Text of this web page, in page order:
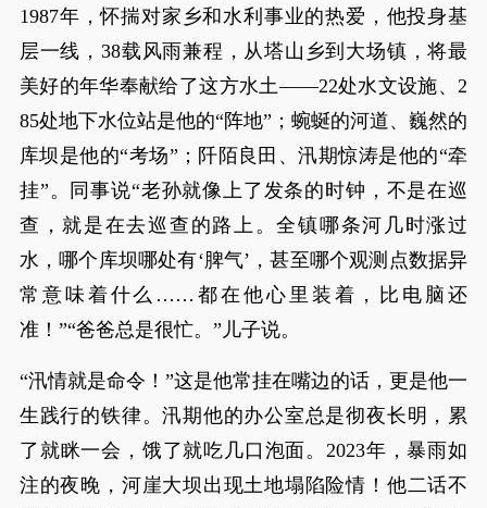
1987年，怀揣对家乡和水利事业的热爱，他投身基
层一线，38载风雨兼程，从塔山乡到大场镇，将最
美好的年华奉献给了这方水土——22处水文设施、2
85处地下水位站是他的“阵地”；蜿蜒的河道、巍然的
库坝是他的“考场”；阡陌良田、汛期惊涛是他的“牵
挂”。同事说“老孙就像上了发条的时钟，不是在巡
查，就是在去巡查的路上。全镇哪条河几时涨过
水，哪个库坝哪处有‘脾气’，甚至哪个观测点数据异
常意味着什么……都在他心里装着，比电脑还
准！”“爸爸总是很忙。”儿子说。
“汛情就是命令！”这是他常挂在嘴边的话，更是他一
生践行的铁律。汛期他的办公室总是彻夜长明，累
了就眯一会，饿了就吃几口泡面。2023年，暴雨如
注的夜晚，河崖大坝出现土地塌陷险情！他二话不